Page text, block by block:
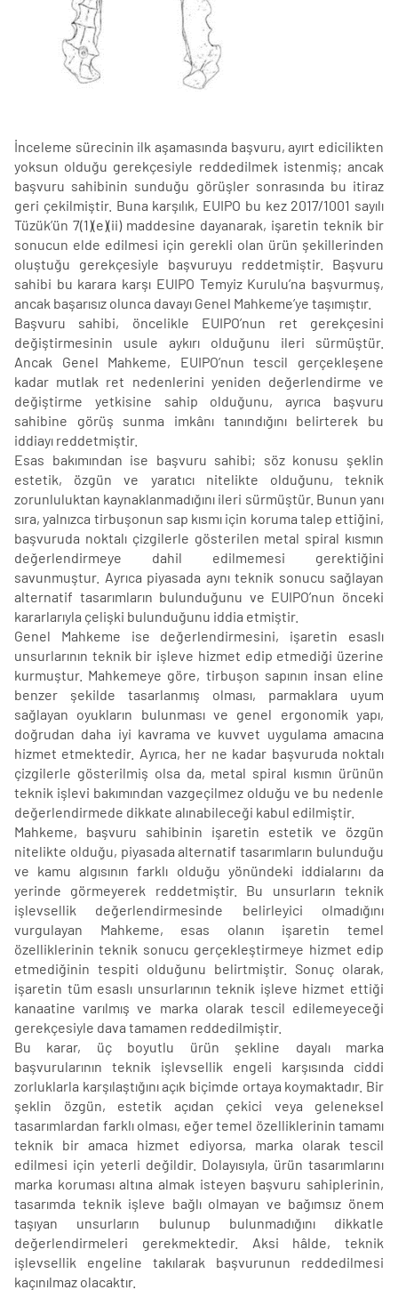
İnceleme sürecinin ilk aşamasında başvuru, ayırt edicilikten
yoksun olduğu gerekçesiyle reddedilmek istenmiş; ancak
başvuru sahibinin sunduğu görüşler sonrasında bu itiraz
geri çekilmiştir. Buna karşılık, EUIPO bu kez 2017/1001 sayılı
Tüzük’ün 7(1)(e)(ii) maddesine dayanarak, işaretin teknik bir
sonucun elde edilmesi için gerekli olan ürün şekillerinden
oluştuğu gerekçesiyle başvuruyu reddetmiştir. Başvuru
sahibi bu karara karşı EUIPO Temyiz Kurulu’na başvurmuş,
ancak başarısız olunca davayı Genel Mahkeme’ye taşımıştır.
Başvuru sahibi, öncelikle EUIPO’nun ret gerekçesini
değiştirmesinin usule aykırı olduğunu ileri sürmüştür.
Ancak Genel Mahkeme, EUIPO’nun tescil gerçekleşene
kadar mutlak ret nedenlerini yeniden değerlendirme ve
değiştirme yetkisine sahip olduğunu, ayrıca başvuru
sahibine görüş sunma imkânı tanındığını belirterek bu
iddiayı reddetmiştir.
Esas bakımından ise başvuru sahibi; söz konusu şeklin
estetik, özgün ve yaratıcı nitelikte olduğunu, teknik
zorunluluktan kaynaklanmadığını ileri sürmüştür. Bunun yanı
sıra, yalnızca tirbuşonun sap kısmı için koruma talep ettiğini,
başvuruda noktalı çizgilerle gösterilen metal spiral kısmın
değerlendirmeye dahil edilmemesi gerektiğini
savunmuştur. Ayrıca piyasada aynı teknik sonucu sağlayan
alternatif tasarımların bulunduğunu ve EUIPO’nun önceki
kararlarıyla çelişki bulunduğunu iddia etmiştir.
Genel Mahkeme ise değerlendirmesini, işaretin esaslı
unsurlarının teknik bir işleve hizmet edip etmediği üzerine
kurmuştur. Mahkemeye göre, tirbuşon sapının insan eline
benzer şekilde tasarlanmış olması, parmaklara uyum
sağlayan oyukların bulunması ve genel ergonomik yapı,
doğrudan daha iyi kavrama ve kuvvet uygulama amacına
hizmet etmektedir. Ayrıca, her ne kadar başvuruda noktalı
çizgilerle gösterilmiş olsa da, metal spiral kısmın ürünün
teknik işlevi bakımından vazgeçilmez olduğu ve bu nedenle
değerlendirmede dikkate alınabileceği kabul edilmiştir.
Mahkeme, başvuru sahibinin işaretin estetik ve özgün
nitelikte olduğu, piyasada alternatif tasarımların bulunduğu
ve kamu algısının farklı olduğu yönündeki iddialarını da
yerinde görmeyerek reddetmiştir. Bu unsurların teknik
işlevsellik değerlendirmesinde belirleyici olmadığını
vurgulayan Mahkeme, esas olanın işaretin temel
özelliklerinin teknik sonucu gerçekleştirmeye hizmet edip
etmediğinin tespiti olduğunu belirtmiştir. Sonuç olarak,
işaretin tüm esaslı unsurlarının teknik işleve hizmet ettiği
kanaatine varılmış ve marka olarak tescil edilemeyeceği
gerekçesiyle dava tamamen reddedilmiştir.
Bu karar, üç boyutlu ürün şekline dayalı marka
başvurularının teknik işlevsellik engeli karşısında ciddi
zorluklarla karşılaştığını açık biçimde ortaya koymaktadır. Bir
şeklin özgün, estetik açıdan çekici veya geleneksel
tasarımlardan farklı olması, eğer temel özelliklerinin tamamı
teknik bir amaca hizmet ediyorsa, marka olarak tescil
edilmesi için yeterli değildir. Dolayısıyla, ürün tasarımlarını
marka koruması altına almak isteyen başvuru sahiplerinin,
tasarımda teknik işleve bağlı olmayan ve bağımsız önem
taşıyan unsurların bulunup bulunmadığını dikkatle
değerlendirmeleri gerekmektedir. Aksi hâlde, teknik
işlevsellik engeline takılarak başvurunun reddedilmesi
kaçınılmaz olacaktır.